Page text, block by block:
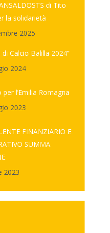
di Tito
la solidarietà
2025
Calcio Balilla 2024”
2024
l’Emilia Romagna
2023
FINANZIARIO E
SUMMA
2023